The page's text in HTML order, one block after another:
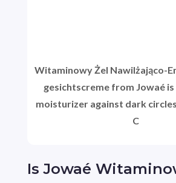
Is Jowaé
Witaminowy Żel Nawilżająco-
gesichtscreme from Jowaé
moisturizer against dark
C